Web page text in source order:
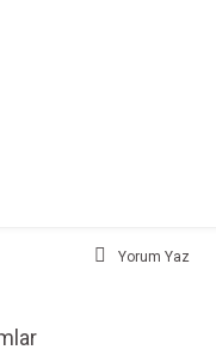
Yorum Yaz